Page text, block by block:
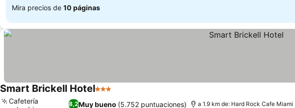
Mira precios de 10 páginas
Smart Brickell Hotel3 Estrellas
8,2Muy bueno (5.752 puntuaciones)
Cafetería
a 1.9 km de: Hard Rock Cafe Miami